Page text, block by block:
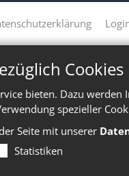
Cookies
bieten. Dazu
spezieller
Seite mit unserer
Statistiken